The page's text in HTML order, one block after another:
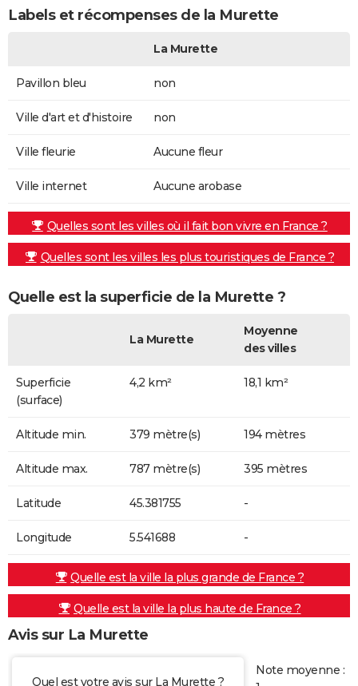
Labels et récompenses de la Murette
La Murette
Pavillon bleu non
Ville d'art et d'histoire non
Ville fleurie Aucune fleur
Ville internet Aucune arobase
Quelles sont les villes où il fait bon vivre en France ?
Quelles sont les villes les plus touristiques de France ?
Quelle est la superficie de la Murette ?
La Murette
Moyenne
des villes
Superficie
(surface)
4,2 km² 18,1 km²
Altitude min. 379 mètre(s) 194 mètres
Altitude max. 787 mètre(s) 395 mètres
Latitude 45.381755 -
Longitude 5.541688 -
Quelle est la ville la plus grande de France ?
Quelle est la ville la plus haute de France ?
Avis sur La Murette
Quel est votre avis sur La Murette ?
Note moyenne :